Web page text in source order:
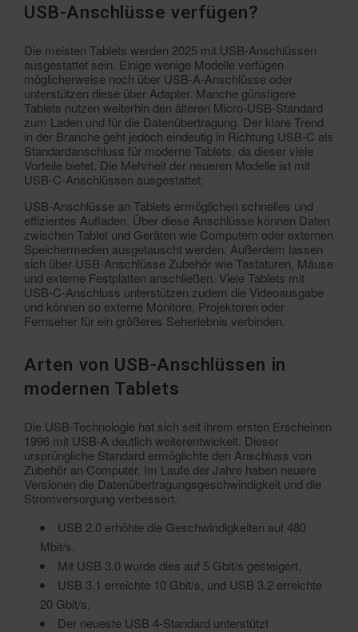
USB-Anschlüsse verfügen?
Die meisten Tablets werden 2025 mit USB-Anschlüssen
ausgestattet sein. Einige wenige Modelle verfügen
möglicherweise noch über USB-A-Anschlüsse oder
unterstützen diese über Adapter. Manche günstigere
Tablets nutzen weiterhin den älteren Micro-USB-Standard
zum Laden und für die Datenübertragung. Der klare Trend
in der Branche geht jedoch eindeutig in Richtung USB-C als
Standardanschluss für moderne Tablets, da dieser viele
Vorteile bietet. Die Mehrheit der neueren Modelle ist mit
USB-C-Anschlüssen ausgestattet.
USB-Anschlüsse an Tablets ermöglichen schnelles und
effizientes Aufladen. Über diese Anschlüsse können Daten
zwischen Tablet und Geräten wie Computern oder externen
Speichermedien ausgetauscht werden. Außerdem lassen
sich über USB-Anschlüsse Zubehör wie Tastaturen, Mäuse
und externe Festplatten anschließen. Viele Tablets mit
USB-C-Anschluss unterstützen zudem die Videoausgabe
und können so externe Monitore, Projektoren oder
Fernseher für ein größeres Seherlebnis verbinden.
Arten von USB-Anschlüssen in
modernen Tablets
Die USB-Technologie hat sich seit ihrem ersten Erscheinen
1996 mit USB-A deutlich weiterentwickelt. Dieser
ursprüngliche Standard ermöglichte den Anschluss von
Zubehör an Computer. Im Laufe der Jahre haben neuere
Versionen die Datenübertragungsgeschwindigkeit und die
Stromversorgung verbessert.
USB 2.0 erhöhte die Geschwindigkeiten auf 480
Mbit/s.
Mit USB 3.0 wurde dies auf 5 Gbit/s gesteigert.
USB 3.1 erreichte 10 Gbit/s, und USB 3.2 erreichte
20 Gbit/s.
Der neueste USB 4-Standard unterstützt